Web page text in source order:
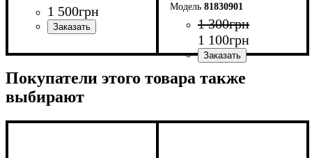
1 500грн 81830901
1 300грн
1 100грн
Покупатели этого товара также
выбирают